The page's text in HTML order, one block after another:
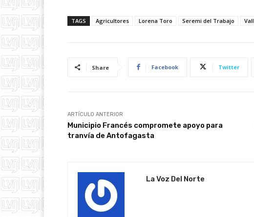
TAGS Agricultores Lorena Toro Seremi del Trabajo
Share Facebook Twitter
ARTÍCULO ANTERIOR
Municipio Francés compromete apoyo para
tranvía de Antofagasta
La Voz Del Norte